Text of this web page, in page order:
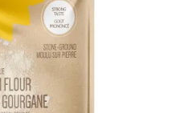
/